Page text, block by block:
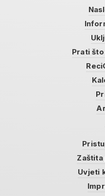
Prati
Zaštita
Uvjeti